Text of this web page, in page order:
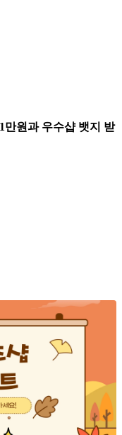
만원과 우수샵 뱃지 받